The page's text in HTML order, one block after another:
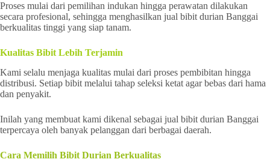
Proses mulai dari pemilihan indukan hingga perawatan dilakukan
secara profesional, sehingga menghasilkan jual bibit durian Banggai
berkualitas tinggi yang siap tanam.
Kualitas Bibit Lebih Terjamin
Kami selalu menjaga kualitas mulai dari proses pembibitan hingga
distribusi. Setiap bibit melalui tahap seleksi ketat agar bebas dari hama
dan penyakit.
Inilah yang membuat kami dikenal sebagai jual bibit durian Banggai
terpercaya oleh banyak pelanggan dari berbagai daerah.
Cara Memilih Bibit Durian Berkualitas